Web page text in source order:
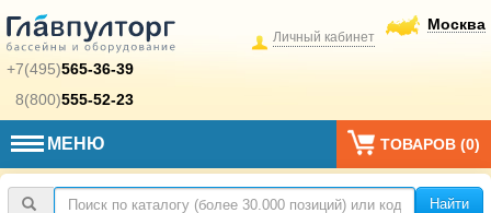
+7(495)565-36-39
8(800)555-52-23
Москва
Личный кабинет
МЕНЮ ТОВАРОВ (0)
Найти